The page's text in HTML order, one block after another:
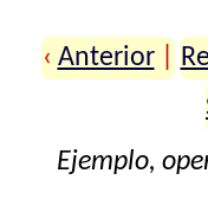
‹ Anterior
Ejemplo,